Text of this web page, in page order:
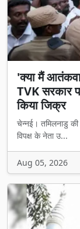
'क्या मैं
TVK सरकार
किया जिक्र
चेन्नई। तमिलनाडु
विपक्ष के नेता उ...
Aug 05, 2026